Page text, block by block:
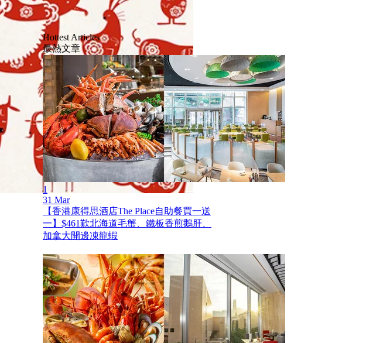
Hottest Articles
最熱文章
1
31 Mar
【香港康得思酒店The Place自助餐買一送
一】$461歎北海道毛蟹、鐵板香煎鵝肝、
加拿大開邊凍龍蝦